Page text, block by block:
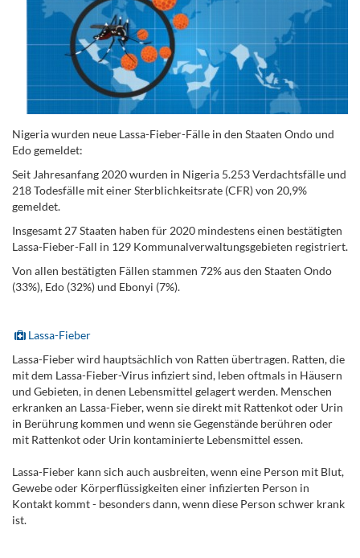
Nigeria wurden neue Lassa-Fieber-Fälle in den Staaten Ondo und
Edo gemeldet:
Seit Jahresanfang 2020 wurden in Nigeria 5.253 Verdachtsfälle und
218 Todesfälle mit einer Sterblichkeitsrate (CFR) von 20,9%
gemeldet.
Insgesamt 27 Staaten haben für 2020 mindestens einen bestätigten
Lassa-Fieber-Fall in 129 Kommunalverwaltungsgebieten registriert.
Von allen bestätigten Fällen stammen 72% aus den Staaten Ondo
(33%), Edo (32%) und Ebonyi (7%).
Lassa-Fieber
Lassa-Fieber wird hauptsächlich von Ratten übertragen. Ratten, die
mit dem Lassa-Fieber-Virus infiziert sind, leben oftmals in Häusern
und Gebieten, in denen Lebensmittel gelagert werden. Menschen
erkranken an Lassa-Fieber, wenn sie direkt mit Rattenkot oder Urin
in Berührung kommen und wenn sie Gegenstände berühren oder
mit Rattenkot oder Urin kontaminierte Lebensmittel essen.
Lassa-Fieber kann sich auch ausbreiten, wenn eine Person mit Blut,
Gewebe oder Körperflüssigkeiten einer infizierten Person in
Kontakt kommt - besonders dann, wenn diese Person schwer krank
ist.